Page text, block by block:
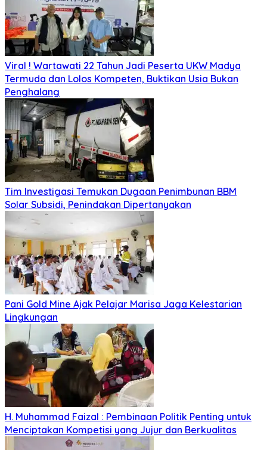
Viral ! Wartawati 22 Tahun Jadi Peserta UKW Madya
Termuda dan Lolos Kompeten, Buktikan Usia Bukan
Penghalang
Tim Investigasi Temukan Dugaan Penimbunan BBM
Solar Subsidi, Penindakan Dipertanyakan
Pani Gold Mine Ajak Pelajar Marisa Jaga Kelestarian
Lingkungan
H. Muhammad Faizal : Pembinaan Politik Penting untuk
Menciptakan Kompetisi yang Jujur dan Berkualitas